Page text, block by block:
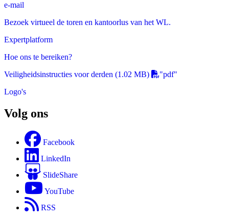
e-mail
Bezoek virtueel de toren en kantoorlus van het WL.
Expertplatform
Hoe ons te bereiken?
Veiligheidsinstructies voor derden (1.02 MB)
"pdf"
Logo's
Volg ons
Facebook
LinkedIn
SlideShare
YouTube
RSS